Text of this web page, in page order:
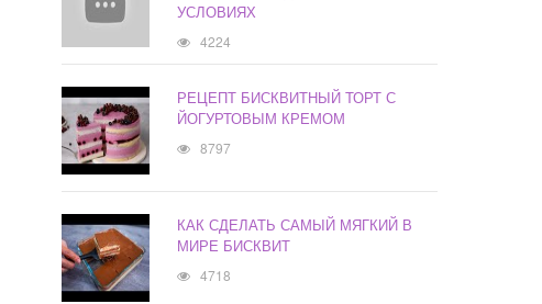
УСЛОВИЯХ
4224
РЕЦЕПТ БИСКВИТНЫЙ ТОРТ С
ЙОГУРТОВЫМ КРЕМОМ
8797
КАК СДЕЛАТЬ САМЫЙ МЯГКИЙ В
МИРЕ БИСКВИТ
4718